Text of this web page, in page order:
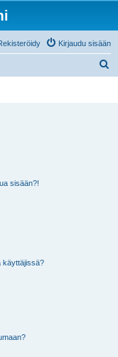
Kirjaudu sisään
sisään?!
käyttäjissä?